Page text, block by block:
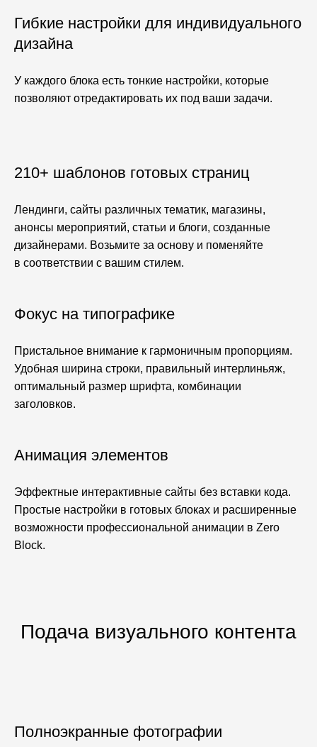
Гибкие настройки для индивидуального
дизайна
У каждого блока есть тонкие настройки, которые
позволяют отредактировать их под ваши задачи.
210+ шаблонов готовых страниц
Лендинги, сайты различных тематик, магазины,
анонсы мероприятий, статьи и блоги, созданные
дизайнерами. Возьмите за основу и поменяйте
в соответствии с вашим стилем.
Фокус на типографике
Пристальное внимание к гармоничным пропорциям.
Удобная ширина строки, правильный интерлиньяж,
оптимальный размер шрифта, комбинации
заголовков.
Анимация элементов
Эффектные интерактивные сайты без вставки кода.
Простые настройки в готовых блоках и расширенные
возможности профессиональной анимации в Zero
Block.
Подача визуального контента
Полноэкранные фотографии